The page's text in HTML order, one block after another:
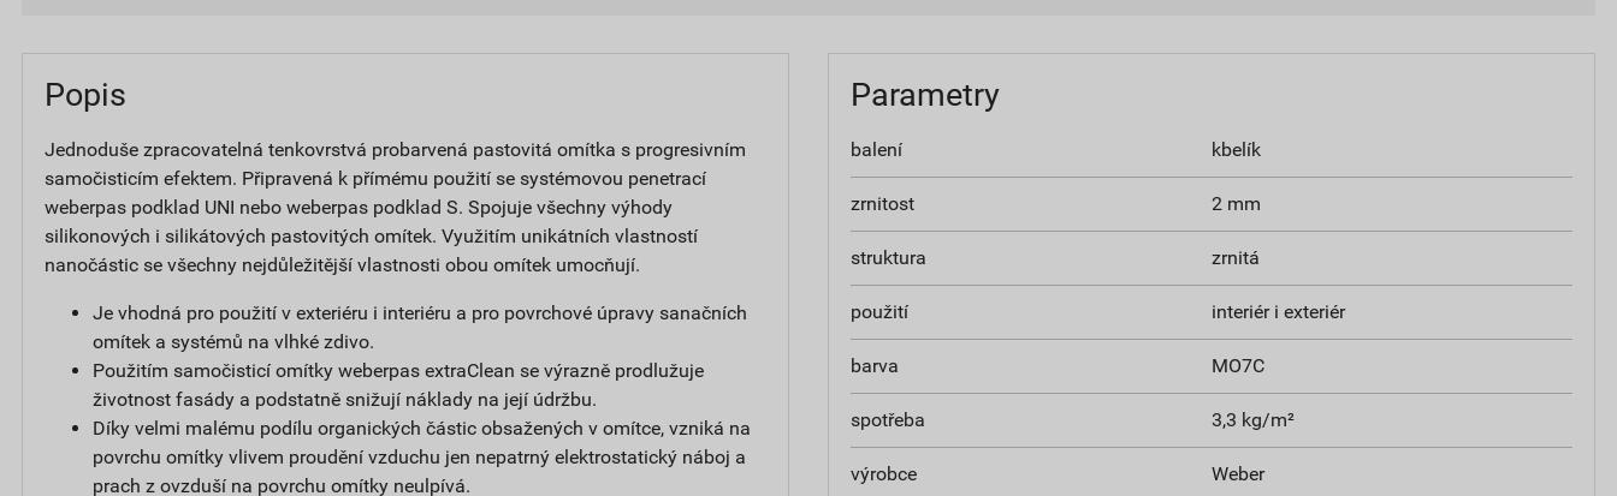
Popis
Jednoduše zpracovatelná tenkovrstvá probarvená pastovitá omítka s progresivním
samočisticím efektem. Připravená k přímému použití se systémovou penetrací
weberpas podklad UNI nebo weberpas podklad S. Spojuje všechny výhody
silikonových i silikátových pastovitých omítek. Využitím unikátních vlastností
nanočástic se všechny nejdůležitější vlastnosti obou omítek umocňují.
Je vhodná pro použití v exteriéru i interiéru a pro povrchové úpravy sanačních
omítek a systémů na vlhké zdivo.
Použitím samočisticí omítky weberpas extraClean se výrazně prodlužuje
životnost fasády a podstatně snižují náklady na její údržbu.
Díky velmi malému podílu organických částic obsažených v omítce, vzniká na
povrchu omítky vlivem proudění vzduchu jen nepatrný elektrostatický náboj a
prach z ovzduší na povrchu omítky neulpívá.
Parametry
balení kbelík
zrnitost 2 mm
struktura zrnitá
použití interiér i exteriér
barva MO7C
spotřeba 3,3 kg/m²
výrobce Weber